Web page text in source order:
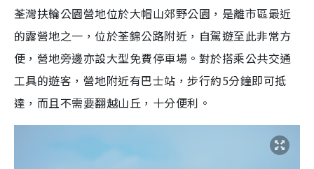
荃灣扶輪公園營地位於大帽山郊野公園，是離市區最近
的露營地之一，位於荃錦公路附近，自駕遊至此非常方
便，營地旁邊亦設大型免費停車場。對於搭乘公共交通
工具的遊客，營地附近有巴士站，步行約5分鐘即可抵
達，而且不需要翻越山丘，十分便利。